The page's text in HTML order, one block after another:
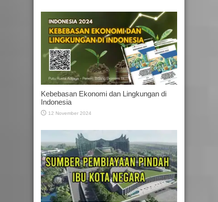
Kebebasan Ekonomi dan Lingkungan di
Indonesia
12 November 2024